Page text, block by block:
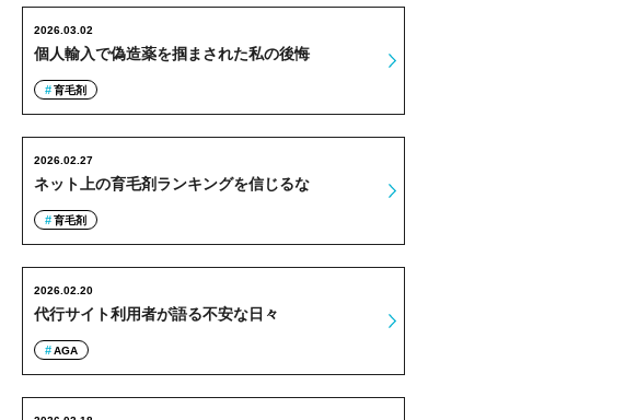
個人輸入で偽造薬を掴まされた私の後悔
2026.03.02
育毛剤
ネット上の育毛剤ランキングを信じるな
2026.02.27
育毛剤
代行サイト利用者が語る不安な日々
2026.02.20
AGA